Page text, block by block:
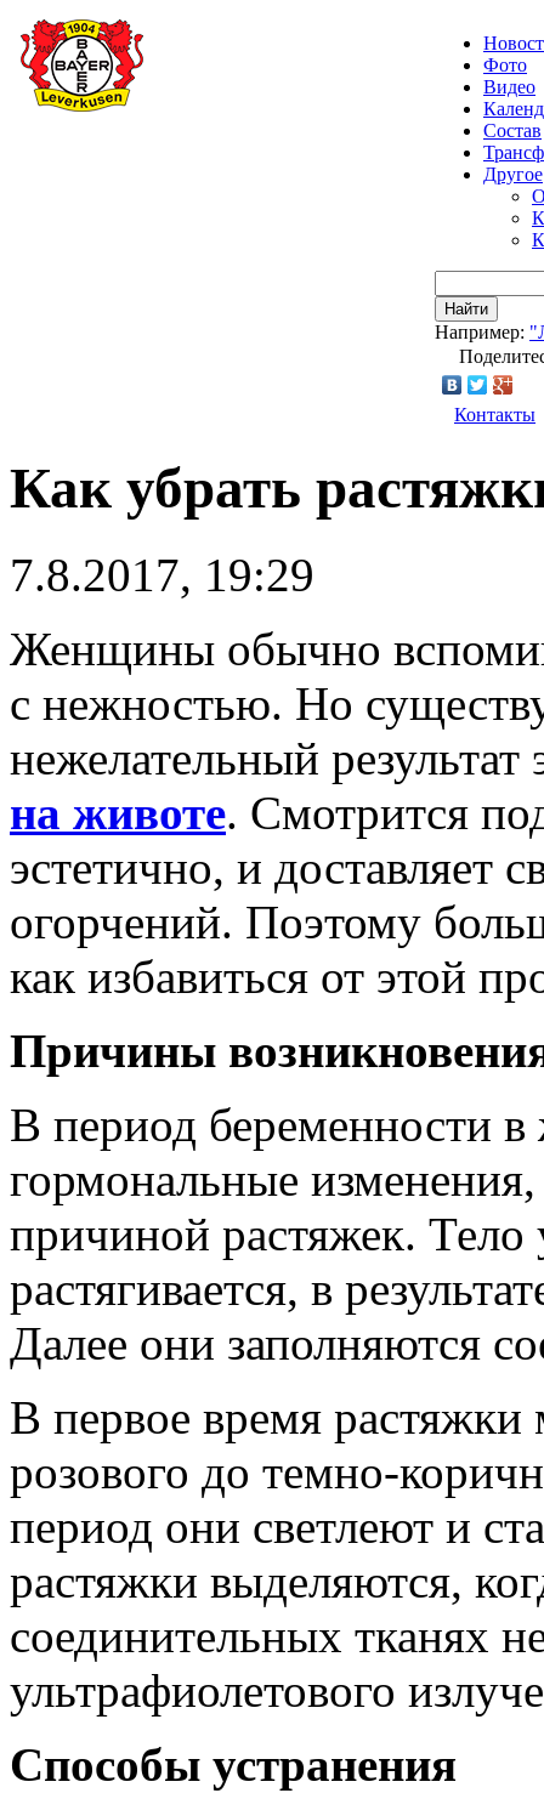
Фото
Видео
Состав
Другое
Найти
Например:
Контакты
Как убрать
7.8.2017, 19:29
Женщины обычно
с нежностью. Но
нежелательный
на животе. Смотрится
эстетично, и доставляет
огорчений. Поэтому
как избавиться от этой
Причины
В период беременности в
гормональные
причиной растяжек. Тело
растягивается, в
Далее они заполняются
В первое время растяжки
розового до темно-
период они светлеют и
растяжки выделяются,
соединительных тканях
ультрафиолетового
Способы устранения